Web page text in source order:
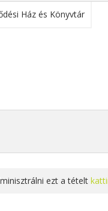
ezt a tételt